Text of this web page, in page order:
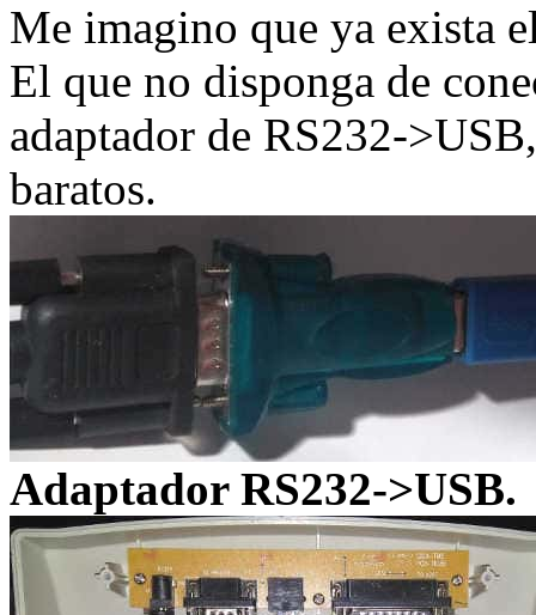
Me imagino que ya exista
El que no disponga de
adaptador de RS232-
baratos.
Adaptador RS232->USB.